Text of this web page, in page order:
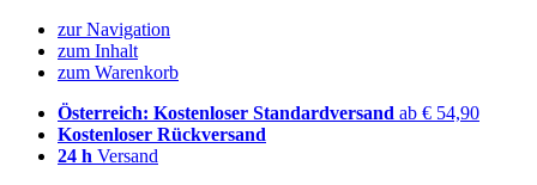
zur Navigation
zum Inhalt
zum Warenkorb
Österreich: Kostenloser Standardversand ab € 54,90
Kostenloser Rückversand
24 h Versand